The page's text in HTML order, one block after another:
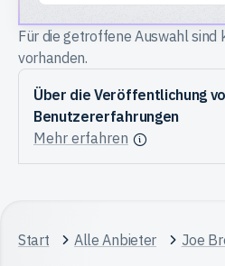
Für die getroffene Auswahl
vorhanden.
Über die Veröffentlichung
Benutzererfahrungen
Mehr erfahren
Start Alle Anbieter Joe